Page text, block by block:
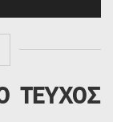
ΤΕΥΧΟΣ